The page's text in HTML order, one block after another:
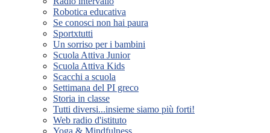
Robotica educativa
Se conosci non hai paura
Sportxtutti
Un sorriso per i bambini
Scuola Attiva Junior
Scuola Attiva Kids
Scacchi a scuola
Settimana del PI greco
Storia in classe
Tutti diversi...insieme siamo più forti!
Web radio d'istituto